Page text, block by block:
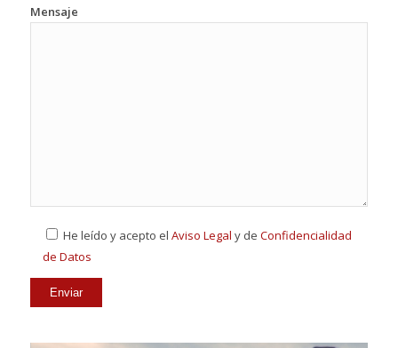
Mensaje
He leído y acepto el Aviso Legal y de Confidencialidad
de Datos